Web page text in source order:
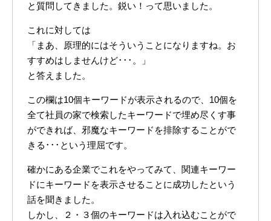
と質問してきました。鋭い！って思いました。
これに対しては
「まあ、原理的にはそういうことになりますね。お
すすめはしませんけど･･･。」
と答えました。
この欄は10個キーワードが表示されるので、10個を
全て社員の家で検索したキーワードで埋め尽くす事
ができれば、邪魔なキーワードを排除することがで
きる･･･という理屈です。
確かにある企業でこれをやってみて、関連キーワー
ドにキーワードを表示させることに成功したという
話を聞きました。
しかし、２・３個のキーワードは入れ込むことがで